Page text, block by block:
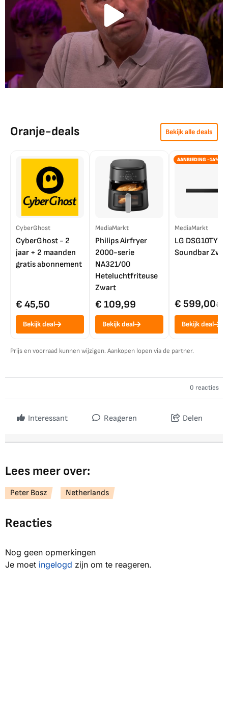
Oranje-deals Bekijk alle deals
CyberGhost
CyberGhost - 2
jaar + 2 maanden
gratis abonnement
€ 45,50
Bekijk deal
MediaMarkt
Philips Airfryer
2000-serie
NA321/00
Heteluchtfriteuse
Zwart
€ 109,99
Bekijk deal
AANBIEDING -14%
MediaMarkt
LG DSG10TY
Soundbar
€ 599,00€
Bekijk deal
Prijs en voorraad kunnen wijzigen. Aankopen lopen via de partner.
0 reacties
Interessant Reageren Delen
Lees meer over:
Peter Bosz Netherlands
Reacties
Nog geen opmerkingen
Je moet ingelogd zijn om te reageren.